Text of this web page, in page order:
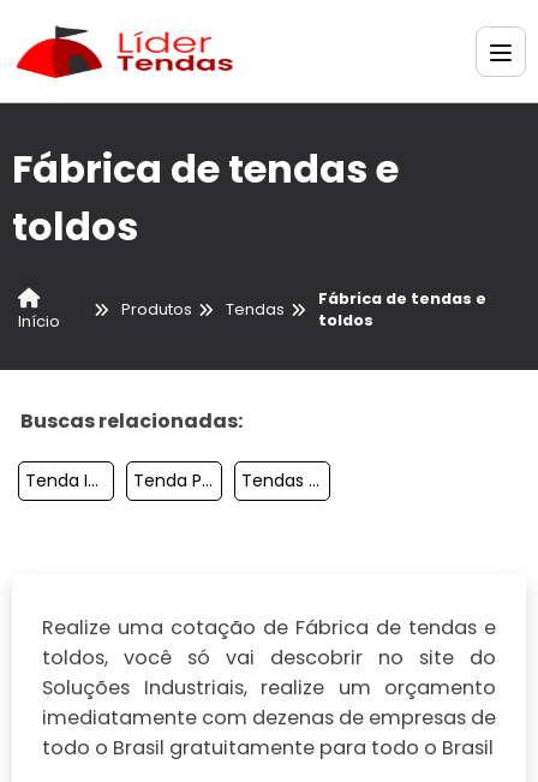
Fábrica de tendas e
toldos
Início
Produtos Tendas
Fábrica de tendas e
toldos
Buscas relacionadas:
Tenda Inflavel Sp Tenda Personalizado Tendas Em Sp
Realize uma cotação de Fábrica de tendas e
toldos, você só vai descobrir no site do
Soluções Industriais, realize um orçamento
imediatamente com dezenas de empresas de
todo o Brasil gratuitamente para todo o Brasil